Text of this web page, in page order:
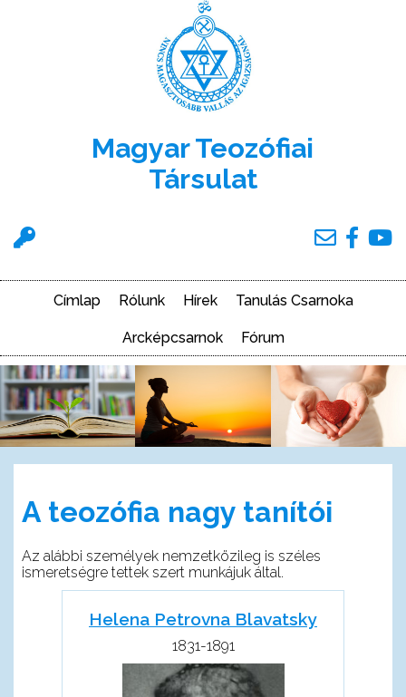
Felhasználói
Magyar Teozófiai
Társulat
Címlap Rólunk Hírek Tanulás Csarnoka
Arcképcsarnok Fórum
A teozófia nagy tanítói
Az alábbi személyek nemzetközileg is széles
ismeretségre tettek szert munkájuk által.
Helena Petrovna Blavatsky
1831-1891